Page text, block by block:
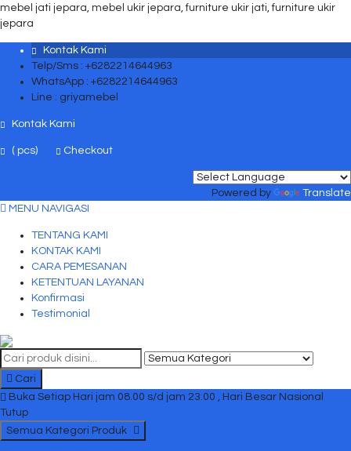
mebel jati jepara, mebel ukir jepara, furniture ukir jati, furniture ukir
jepara
Kontak Kami
Telp/Sms : +6282214644963
WhatsApp : +6282214644963
Line : griyamebel
Kontak Kami
( pcs) Checkout
Powered by
Translate
MENU NAVIGASI
TENTANG KAMI
KONTAK KAMI
CARA PEMESANAN
KETENTUAN LAYANAN
Konfirmasi
Testimonial
Cari
Buka Setiap Hari jam 08.00 s/d jam 23.00 , Hari Besar Nasional
Tutup
Semua Kategori Produk